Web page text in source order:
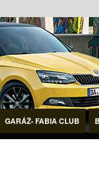
GARÁŽ- FABIA CLUB